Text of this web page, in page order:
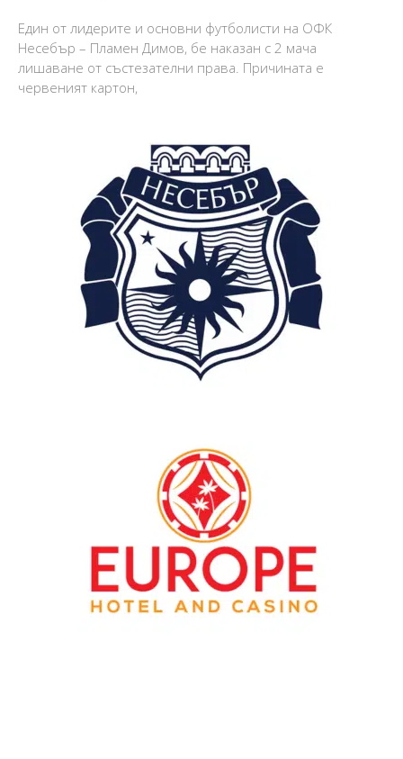
Един от лидерите и основни футболисти на ОФК
Несебър – Пламен Димов, бе наказан с 2 мача
лишаване от състезателни права. Причината е
червеният картон,